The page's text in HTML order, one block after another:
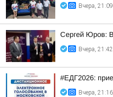
Вчера, 21:09
Сергей Юров:
Вчера, 21:42
#ЕДГ2026:
Вчера, 21:16